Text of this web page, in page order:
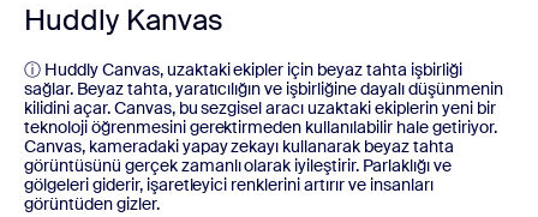
Huddly Kanvas
ⓘ Huddly Canvas, uzaktaki ekipler için beyaz tahta işbirliği
sağlar. Beyaz tahta, yaratıcılığın ve işbirliğine dayalı düşünmenin
kilidini açar. Canvas, bu sezgisel aracı uzaktaki ekiplerin yeni bir
teknoloji öğrenmesini gerektirmeden kullanılabilir hale getiriyor.
Canvas, kameradaki yapay zekayı kullanarak beyaz tahta
görüntüsünü gerçek zamanlı olarak iyileştirir. Parlaklığı ve
gölgeleri giderir, işaretleyici renklerini artırır ve insanları
görüntüden gizler.